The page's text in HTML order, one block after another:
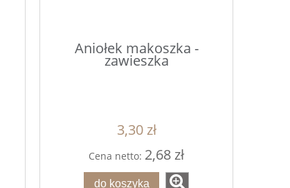
Aniołek makoszka -
zawieszka
3,30 zł
Cena netto: 2,68 zł
do koszyka